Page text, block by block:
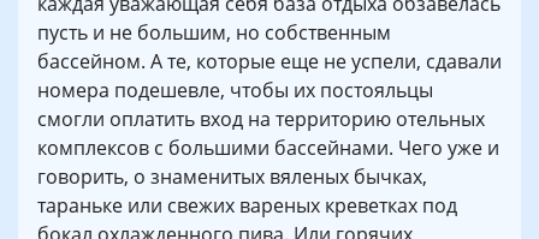
пусть и не большим, но собственным
бассейном. А те, которые еще не успели, сдавали
номера подешевле, чтобы их постояльцы
смогли оплатить вход на территорию отельных
комплексов с большими бассейнами. Чего уже и
говорить, о знаменитых вяленых бычках,
тараньке или свежих вареных креветках под